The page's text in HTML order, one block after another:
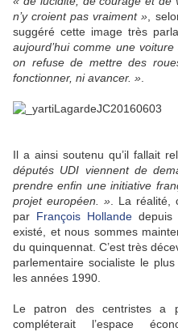
n’y croient pas vraiment » ,
suggéré cette image très
aujourd’hui comme une
on refuse de mettre des
fonctionner, ni avancer. »
Il a ainsi soutenu qu’il fallait
députés UDI viennent de
prendre enfin une initiative
projet européen. » . La réalité,
par François Hollandedepuis
existé, et nous sommes
du quinquennat. C’est très
parlementaire socialiste le
les années 1990.
Le patron des centristes a
compléterait l’espace